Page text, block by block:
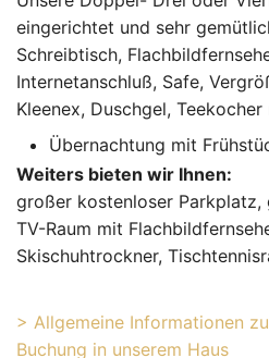
eingerichtet und sehr
Schreibtisch,
Internetanschluß, Safe,
Kleenex, Duschgel,
Übernachtung mit
Weiters bieten wir Ihnen:
großer kostenloser Parkplatz,
TV-Raum mit
Skischuhtrockner,
> Allgemeine Informationen
Buchung in unserem Haus